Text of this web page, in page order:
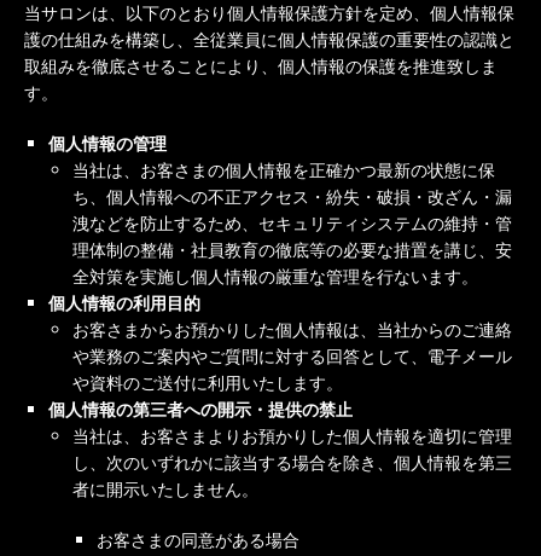
当サロンは、以下のとおり個人情報保護方針を定め、個人情報保
護の仕組みを構築し、全従業員に個人情報保護の重要性の認識と
取組みを徹底させることにより、個人情報の保護を推進致しま
す。
個人情報の管理
当社は、お客さまの個人情報を正確かつ最新の状態に保
ち、個人情報への不正アクセス・紛失・破損・改ざん・漏
洩などを防止するため、セキュリティシステムの維持・管
理体制の整備・社員教育の徹底等の必要な措置を講じ、安
全対策を実施し個人情報の厳重な管理を行ないます。
個人情報の利用目的
お客さまからお預かりした個人情報は、当社からのご連絡
や業務のご案内やご質問に対する回答として、電子メール
や資料のご送付に利用いたします。
個人情報の第三者への開示・提供の禁止
当社は、お客さまよりお預かりした個人情報を適切に管理
し、次のいずれかに該当する場合を除き、個人情報を第三
者に開示いたしません。
お客さまの同意がある場合